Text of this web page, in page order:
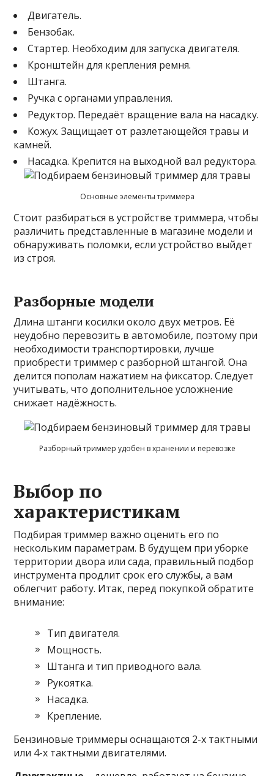
Двигатель.
Бензобак.
Стартер. Необходим для запуска двигателя.
Кронштейн для крепления ремня.
Штанга.
Ручка с органами управления.
Редуктор. Передаёт вращение вала на насадку.
Кожух. Защищает от разлетающейся травы и
камней.
Насадка. Крепится на выходной вал редуктора.
Основные элементы триммера
Стоит разбираться в устройстве триммера, чтобы
различить представленные в магазине модели и
обнаруживать поломки, если устройство выйдет
из строя.
Разборные модели
Длина штанги косилки около двух метров. Её
неудобно перевозить в автомобиле, поэтому при
необходимости транспортировки, лучше
приобрести триммер с разборной штангой. Она
делится пополам нажатием на фиксатор. Следует
учитывать, что дополнительное усложнение
снижает надёжность.
Разборный триммер удобен в хранении и перевозке
Выбор по
характеристикам
Подбирая триммер важно оценить его по
нескольким параметрам. В будущем при уборке
территории двора или сада, правильный подбор
инструмента продлит срок его службы, а вам
облегчит работу. Итак, перед покупкой обратите
внимание:
Тип двигателя.
Мощность.
Штанга и тип приводного вала.
Рукоятка.
Насадка.
Крепление.
Бензиновые триммеры оснащаются 2-х тактными
или 4-х тактными двигателями.